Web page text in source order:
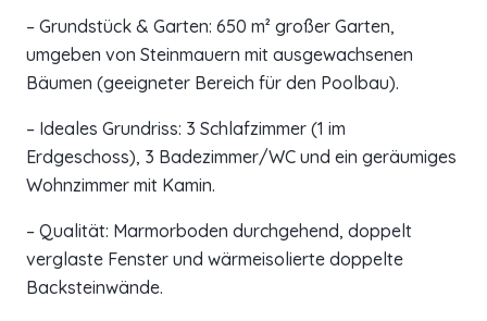
– Grundstück & Garten: 650 m² großer Garten,
umgeben von Steinmauern mit ausgewachsenen
Bäumen (geeigneter Bereich für den Poolbau).
– Ideales Grundriss: 3 Schlafzimmer (1 im
Erdgeschoss), 3 Badezimmer/WC und ein geräumiges
Wohnzimmer mit Kamin.
– Qualität: Marmorboden durchgehend, doppelt
verglaste Fenster und wärmeisolierte doppelte
Backsteinwände.